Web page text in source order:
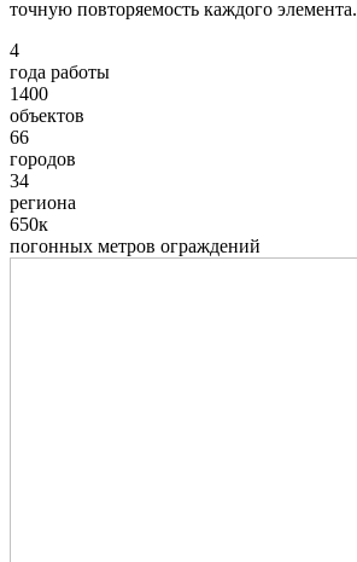
точную повторяемость каждого элемента.
4
года работы
1400
объектов
66
городов
34
региона
650к
погонных метров ограждений